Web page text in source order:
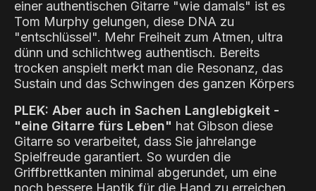
einer authentischen Gitarre "wie damals" ist es
Tom Murphy gelungen, diese DNA zu
"entschlüssel". Mehr Freiheit zum Atmen, ultra
dünn und schlichtweg authentisch. Bereits
trocken anspielt merkt man die Resonanz, das
Sustain und das Schwingen des ganzen Körpers
PLEK: Aber auch in Sachen Langlebigkeit -
"eine Gitarre fürs Leben" hat Gibson diese
Gitarre so verarbeitet, dass Sie jahrelange
Spielfreude garantiert. So wurden die
Griffbrettkanten minimal abgerundet, um eine
noch bessere Haptik für die Hand zu erreichen,